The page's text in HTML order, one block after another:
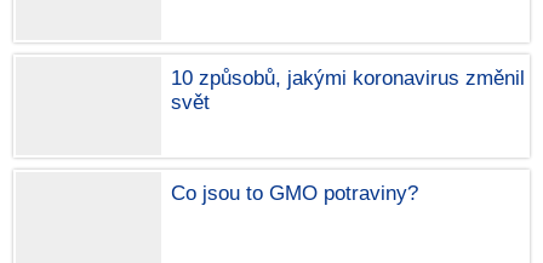
10 způsobů, jakými koronavirus změnil
svět
Co jsou to GMO potraviny?